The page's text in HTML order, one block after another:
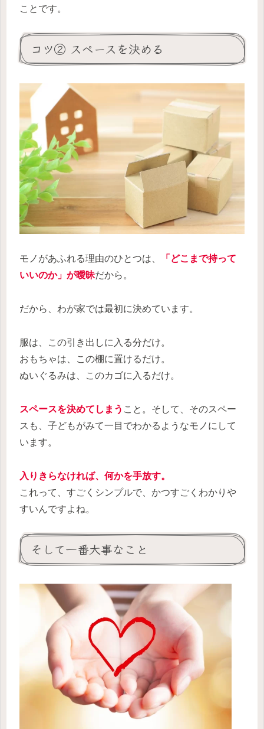
ことです。
コツ② スペースを決める
モノがあふれる理由のひとつは、
「どこまで持って
いいのか」が曖昧だから。
だから、わが家では最初に決めています。
服は、この引き出しに入る分だけ。
おもちゃは、この棚に置けるだけ。
ぬいぐるみは、このカゴに入るだけ。
スペースを決めてしまう こと。そして、そのスペー
スも、子どもがみて一目でわかるようなモノにして
います。
入りきらなければ、何かを手放す。
これって、すごくシンプルで、かつすごくわかりや
すいんですよね。
そして一番大事なこと